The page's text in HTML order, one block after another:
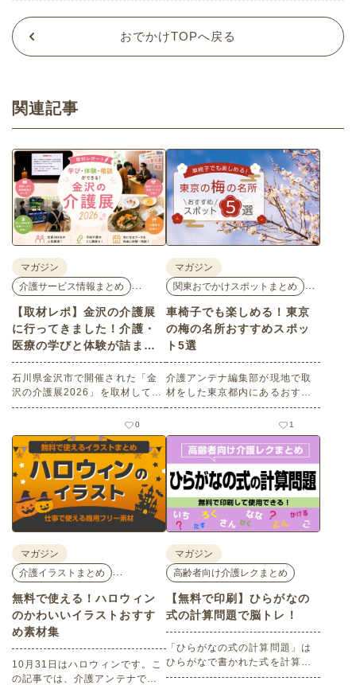
おでかけTOPへ戻る
関連記事
マガジン
介護サービス情報まとめ
…
【取材レポ】金沢の介護展
に行ってきました！介護・
医療の学びと体験が詰まっ
た1日。
石川県金沢市で開催された「金
沢の介護展2026」を取材してき
ました。医師による人気講演か
ら、気軽に参加できるミニ講
座、体験型の企業ブースまで、
介護・医療・健康の“学び・体
験・相談”が一度にできる、見ど
ころ満載のイベントの様子をレ
ポートします。
0
マガジン
関東おでかけスポットまとめ
…
車椅子でも楽しめる！東京
の梅の名所おすすめスポッ
ト5選
介護アンテナ編集部が現地で取
材をした東京都内にあるおすす
めの梅の名所を５選紹介しま
す。見どころはもちろんのこと
バリアフリーの設備面について
も紹介しているので、介護施設
などでの外出アクティビティの
事前チェックの際にぜひ参考に
してください。
1
マガジン
介護イラストまとめ
…
無料で使える！ハロウィン
のかわいいイラストおすす
め素材集
10月31日はハロウィンです。こ
の記事では、介護アンテナで扱
マガジン
高齢者向け介護レクまとめ
【無料で印刷】ひらがなの
式の計算問題で脳トレ！
「ひらがなの式の計算問題」は
ひらがなで書かれた式を計算す
る問題です。想像力やワーキン